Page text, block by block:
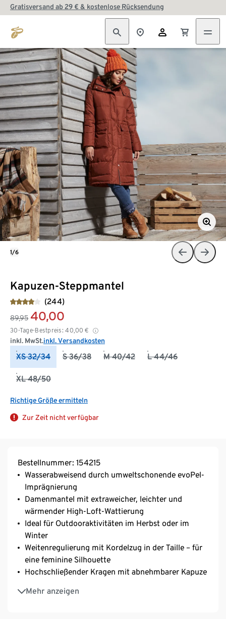
Gratisversand ab 29 € & kostenlose Rücksendung
Kapuzen-Steppmantel
(244)
89,95 40,00
30-Tage-Bestpreis: 40,00 €
inkl. MwSt.inkl. Versandkosten
XS 32/34 S 36/38 M 40/42 L 44/46
XL 48/50
Richtige Größe ermitteln
Zur Zeit nicht verfügbar
1/6
Bestellnummer: 154215
Wasserabweisend durch umweltschonende evoPel-
Imprägnierung
Damenmantel mit extraweicher, leichter und
wärmender High-Loft-Wattierung
Ideal für Outdooraktivitäten im Herbst oder im
Winter
Weitenregulierung mit Kordelzug in der Taille – für
eine feminine Silhouette
Hochschließender Kragen mit abnehmbarer Kapuze
Mehr anzeigen
Mantel lässt sich an den Seiten durch Knöpfe öffnen
2 aufgesetzte Pattentaschen – von oben und von